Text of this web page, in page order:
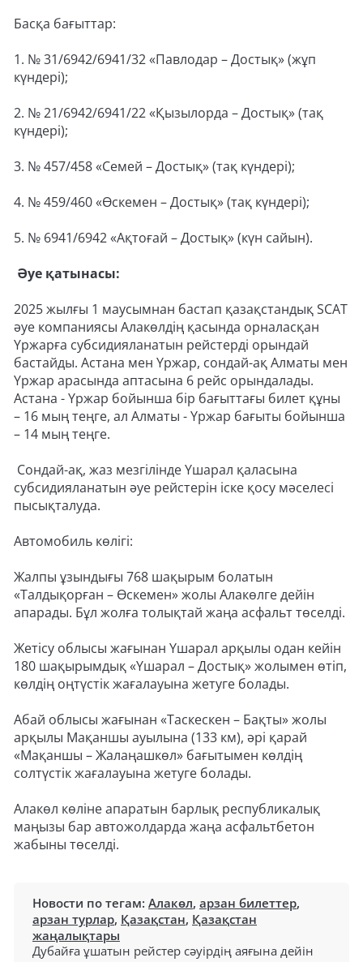
Басқа бағыттар:
1. № 31/6942/6941/32 «Павлодар – Достық» (жұп
күндері);
2. № 21/6942/6941/22 «Қызылорда – Достық» (тақ
күндері);
3. № 457/458 «Семей – Достық» (тақ күндері);
4. № 459/460 «Өскемен – Достық» (тақ күндері);
5. № 6941/6942 «Ақтоғай – Достық» (күн сайын).
Әуе қатынасы:
2025 жылғы 1 маусымнан бастап қазақстандық SCAT
әуе компаниясы Алакөлдің қасында орналасқан
Үржарға субсидияланатын рейстерді орындай
бастайды. Астана мен Үржар, сондай-ақ Алматы мен
Үржар арасында аптасына 6 рейс орындалады.
Астана - Үржар бойынша бір бағыттағы билет құны
– 16 мың теңге, ал Алматы - Үржар бағыты бойынша
– 14 мың теңге.
Сондай-ақ, жаз мезгілінде Үшарал қаласына
субсидияланатын әуе рейстерін іске қосу мәселесі
пысықталуда.
Автомобиль көлігі:
Жалпы ұзындығы 768 шақырым болатын
«Талдықорған – Өскемен» жолы Алакөлге дейін
апарады. Бұл жолға толықтай жаңа асфальт төселді.
Жетісу облысы жағынан Үшарал арқылы одан кейін
180 шақырымдық «Үшарал – Достық» жолымен өтіп,
көлдің оңтүстік жағалауына жетуге болады.
Абай облысы жағынан «Таскескен – Бақты» жолы
арқылы Мақаншы ауылына (133 км), әрі қарай
«Мақаншы – Жалаңашкөл» бағытымен көлдің
солтүстік жағалауына жетуге болады.
Алакөл көліне апаратын барлық республикалық
маңызы бар автожолдарда жаңа асфальтбетон
жабыны төселді.
Новости по тегам: Алакөл, арзан билеттер,
арзан турлар, Қазақстан, Қазақстан
жаңалықтары
Дубайға ұшатын рейстер сәуірдің аяғына дейін